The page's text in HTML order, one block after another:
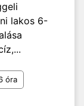
lakos 6-
óra